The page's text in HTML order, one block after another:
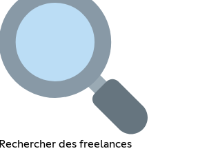
Rechercher des freelances